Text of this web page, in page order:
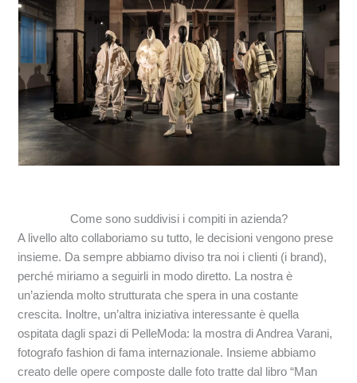
Come sono suddivisi i compiti in azienda?
A livello alto collaboriamo su tutto, le decisioni vengono prese
insieme. Da sempre abbiamo diviso tra noi i clienti (i brand),
perché miriamo a seguirli in modo diretto. La nostra è
un’azienda molto strutturata che spera in una costante
crescita. Inoltre, un’altra iniziativa interessante è quella
ospitata dagli spazi di PelleModa: la mostra di Andrea Varani,
fotografo fashion di fama internazionale. Insieme abbiamo
creato delle opere composte dalle foto tratte dal libro “Man